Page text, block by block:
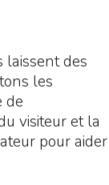
laissent des
les
de
visiteur et la
pour aider